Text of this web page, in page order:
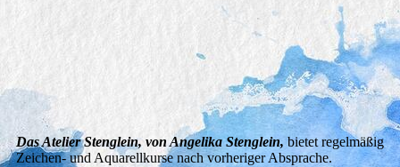
Aquarell & Zeichnen
Das Atelier Stenglein, von Angelika Stenglein, bietet regelmäßig
Zeichen- und Aquarellkurse nach vorheriger Absprache.